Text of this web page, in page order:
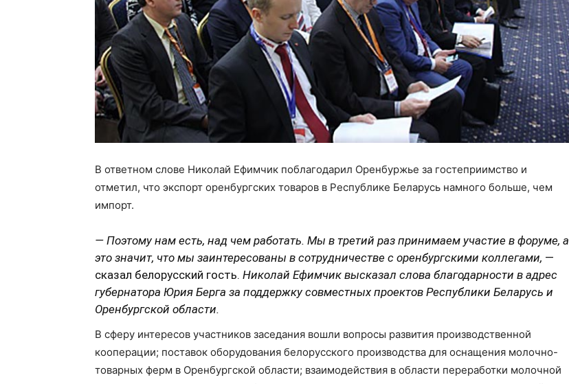
В ответном слове Николай Ефимчик поблагодарил Оренбуржье за гостеприимство и
отметил, что экспорт оренбургских товаров в Республике Беларусь намного больше, чем
импорт.
— Поэтому нам есть, над чем работать. Мы в третий раз принимаем участие в форуме, а
это значит, что мы заинтересованы в сотрудничестве с оренбургскими коллегами, —
сказал белорусский гость. Николай Ефимчик высказал слова благодарности в адрес
губернатора Юрия Берга за поддержку совместных проектов Республики Беларусь и
Оренбургской области.
В сферу интересов участников заседания вошли вопросы развития производственной
кооперации; поставок оборудования белорусского производства для оснащения молочно-
товарных ферм в Оренбургской области; взаимодействия в области переработки молочной